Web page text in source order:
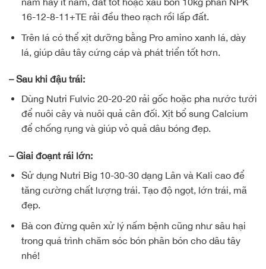
16-12-8-11+TE rải đều theo rạch rồi lấp đất.
Trên lá có thể xịt dưỡng bằng Pro amino xanh lá, dày
lá, giúp dâu tây cứng cáp và phát triển tốt hơn.
– Sau khi đậu trái:
Dùng Nutri Fulvic 20-20-20 rải gốc hoặc pha nước tưới
để nuôi cây và nuôi quả cân đối. Xịt bổ sung Calcium
để chống rụng và giúp vỏ quả dâu bóng đẹp.
– Giai đoạnt rái lớn:
Sử dụng Nutri Big 10-30-30 dạng Lân và Kali cao để
tăng cường chất lượng trái. Tạo độ ngọt, lớn trái, mã
đẹp.
Bà con đừng quên xử lý nấm bệnh cũng như sâu hại
trong quá trình chăm sóc bón phân bón cho dâu tây
nhé!